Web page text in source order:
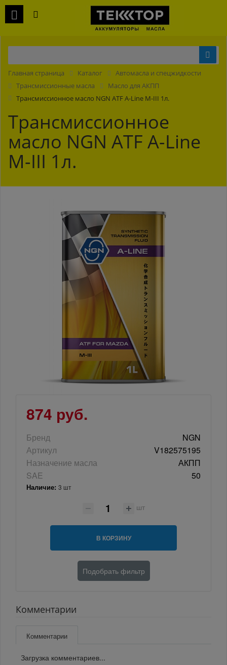
Главная страница Каталог
Автомасла и спецжидкости
Трансмиссионные масла
Масло для АКПП
Трансмиссионное масло NGN ATF A-Line M-III 1л.
Трансмиссионное
масло NGN ATF A-Line
M-III 1л.
874 руб.
Бренд
NGN
Артикул
V182575195
Назначение масла
АКПП
SAE
50
Наличие: 3 шт
шт
В КОРЗИНУ
Подобрать фильтр
Комментарии
Комментарии
Загрузка комментариев...